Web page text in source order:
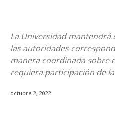
La Universidad
las autoridades
manera coordinada sobre
requiera participación de
octubre 2, 2022